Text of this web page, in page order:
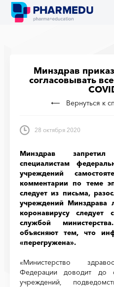
Минздрав
согласовывать
Вернуться к
28 октября 2020
Минздрав
специалистам
учреждений
комментарии по теме
следует из письма,
учреждений
коронавирусу следует
службой
объясняют тем, что
«перегружена».
«Министерство
Федерации доводит до
учреждений,